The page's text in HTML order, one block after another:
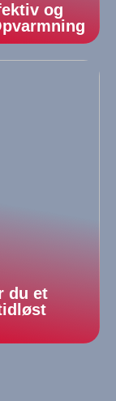
og
du et